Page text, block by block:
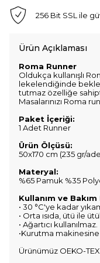
256 Bit SSL ile
Ürün Açıklaması
Roma Runner
Oldukça kullanışlı
lekelendiğinde
tutmaz özelliğe
Masalarınızı Roma
Paket İçeriği:
1 Adet Runner
Ürün Ölçüsü:
50x170 cm (235 gr/
Materyal:
%65 Pamuk %35
Kullanım ve
• 30 °C'ye kadar
• Orta ısıda, ütü ile
• Ağartıcı kullanılmaz.
•Kurutma makinesine
Ürünümüz OEKO-TEX